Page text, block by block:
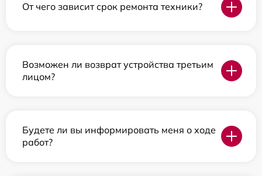
От чего зависит срок ремонта техники?
Возможен ли возврат устройства третьим
лицом?
Будете ли вы информировать меня о ходе
работ?